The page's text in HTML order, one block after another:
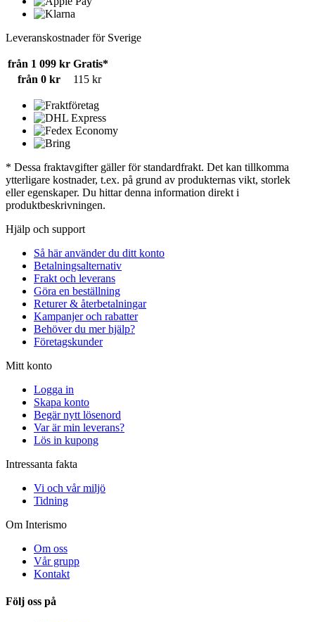
Leveranskostnader för Sverige
från 1 099 kr Gratis*
från 0 kr
115 kr
* Dessa fraktavgifter gäller för standardfrakt. Det kan tillkomma
ytterligare kostnader, t.ex. på grund av produkternas vikt, storlek
eller egenskaper. Du hittar denna information direkt i
produktbeskrivningen.
Hjälp och support
Så här använder du ditt konto
Betalningsalternativ
Frakt och leverans
Göra en beställning
Returer & återbetalningar
Kampanjer och rabatter
Behöver du mer hjälp?
Företagskunder
Mitt konto
Logga in
Skapa konto
Begär nytt lösenord
Var är min leverans?
Lös in kupong
Intressanta fakta
Vi och vår miljö
Tidning
Om Interismo
Om oss
Vår grupp
Kontakt
Följ oss på